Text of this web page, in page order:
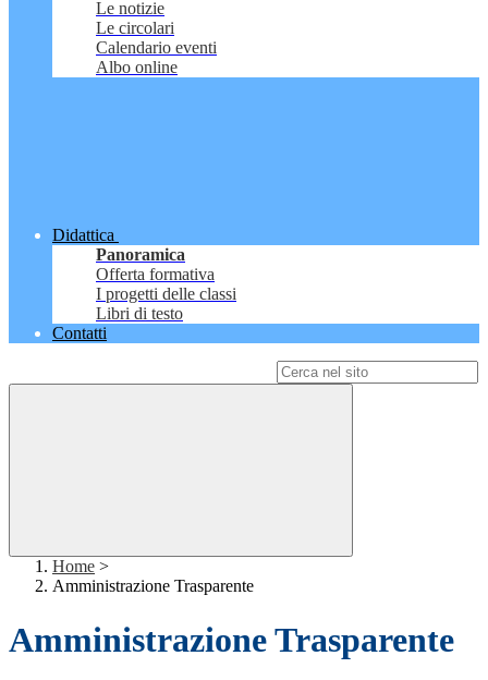
Le notizie
Le circolari
Calendario eventi
Albo online
Didattica
Panoramica
Offerta formativa
I progetti delle classi
Libri di testo
Contatti
Home >
Amministrazione Trasparente
Amministrazione Trasparente